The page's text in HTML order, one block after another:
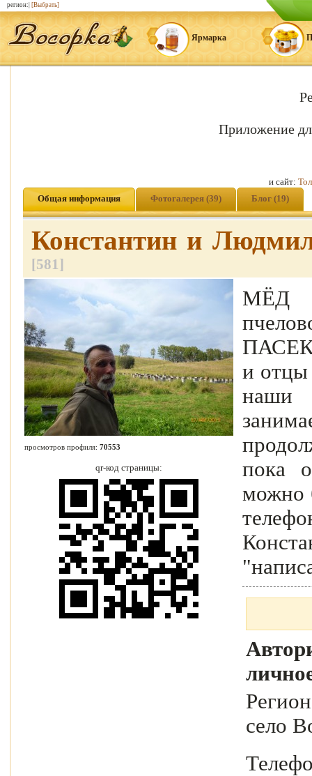
Ярмарка
Приложение
и сайт:
Общая информация
Фотогалерея (39) Блог (19)
Константин и
[581]
просмотров профиля: 70553
qr-код страницы:
МЁД
и отцы
наши
пока
можно
село
регион:| [Выбрать]